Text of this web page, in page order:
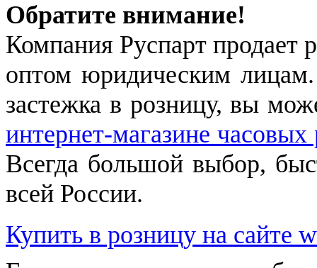
Обратите внимание!
Компания Руспарт продает
оптом юридическим
застежка в розницу, вы
интернет-магазине
Всегда большой выбор,
всей России.
Купить в розницу на сайте